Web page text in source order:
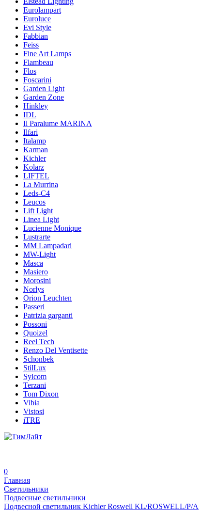
Eurolampart
Euroluce
Evi Style
Fabbian
Feiss
Fine Art Lamps
Flambeau
Flos
Foscarini
Garden Light
Garden Zone
Hinkley
IDL
Il Paralume MARINA
Ilfari
Italamp
Karman
Kichler
Kolarz
LIFTEL
La Murrina
Leds-C4
Leucos
Lift Light
Linea Light
Lucienne Monique
Lustrarte
MM Lampadari
MW-Light
Masca
Masiero
Morosini
Norlys
Orion Leuchten
Passeri
Patrizia garganti
Possoni
Quoizel
Reel Tech
Renzo Del Ventisette
Schonbek
StilLux
Sylcom
Terzani
Tom Dixon
Vibia
Vistosi
iTRE
0
Главная
Светильники
Подвесные светильники
Подвесной светильник Kichler Roswell KL/ROSWELL/P/A